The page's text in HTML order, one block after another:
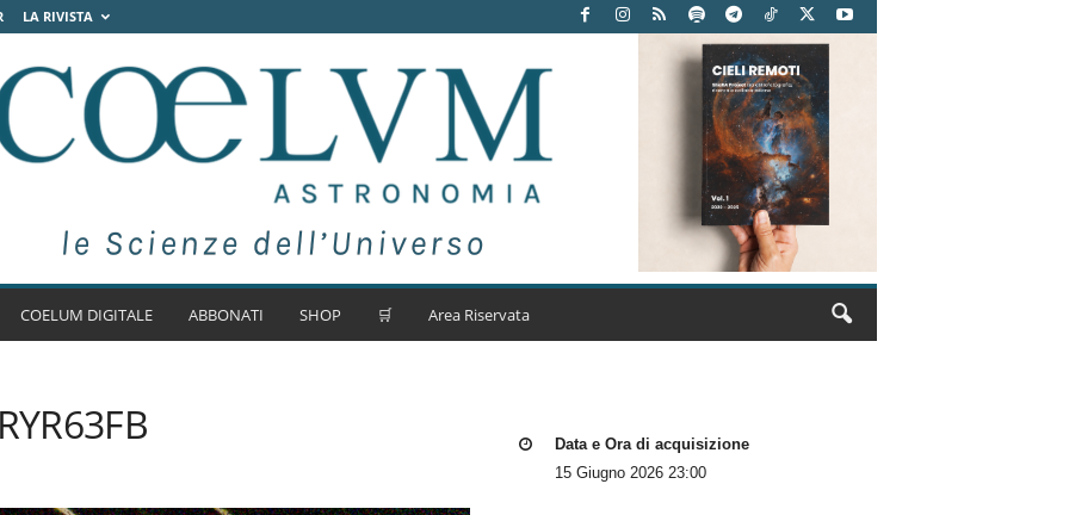
LA RIVISTA
COELUM DIGITALE ABBONATI SHOP 🛒 Area Riservata
Data e Ora di acquisizione
15 Giugno 2026 23:00